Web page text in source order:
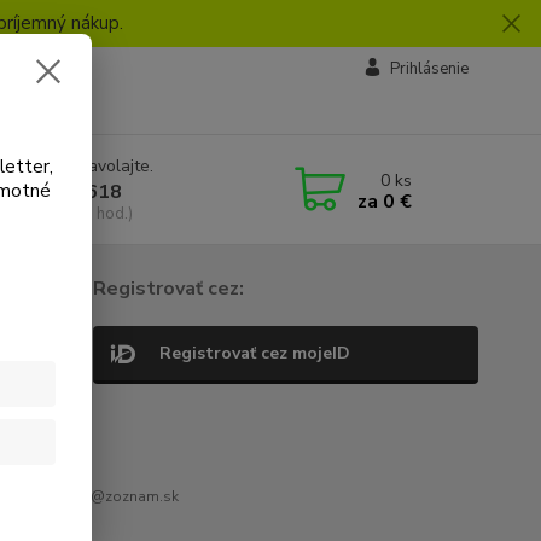
nákup.
Prihlásenie
si rady? Zavolajte.
772 618
8:30-16:30 hod.)
0 ks
za 0 €
Registrovať cez:
Registrovať cez mojeID
peternovak@zoznam.sk